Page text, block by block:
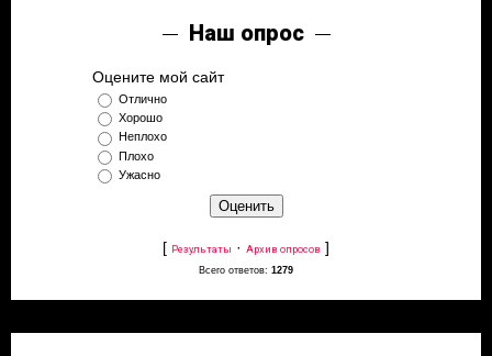
Наш опрос
Оцените мой сайт
Отлично
Хорошо
Неплохо
Плохо
Ужасно
[ Результаты · Архив опросов ]
Всего ответов: 1279